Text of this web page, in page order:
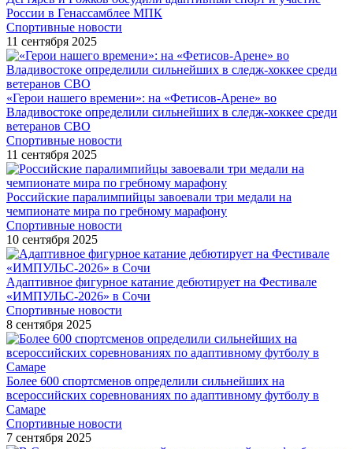
России в Генассамблее МПК
Спортивные новости
11 сентября 2025
«Герои нашего времени»: на «Фетисов-Арене» во
Владивостоке определили сильнейших в следж-хоккее среди
ветеранов СВО
Спортивные новости
11 сентября 2025
Российские паралимпийцы завоевали три медали на
чемпионате мира по гребному марафону
Спортивные новости
10 сентября 2025
Адаптивное фигурное катание дебютирует на Фестивале
«ИМПУЛЬС-2026» в Сочи
Спортивные новости
8 сентября 2025
Более 600 спортсменов определили сильнейших на
всероссийских соревнованиях по адаптивному футболу в
Самаре
Спортивные новости
7 сентября 2025